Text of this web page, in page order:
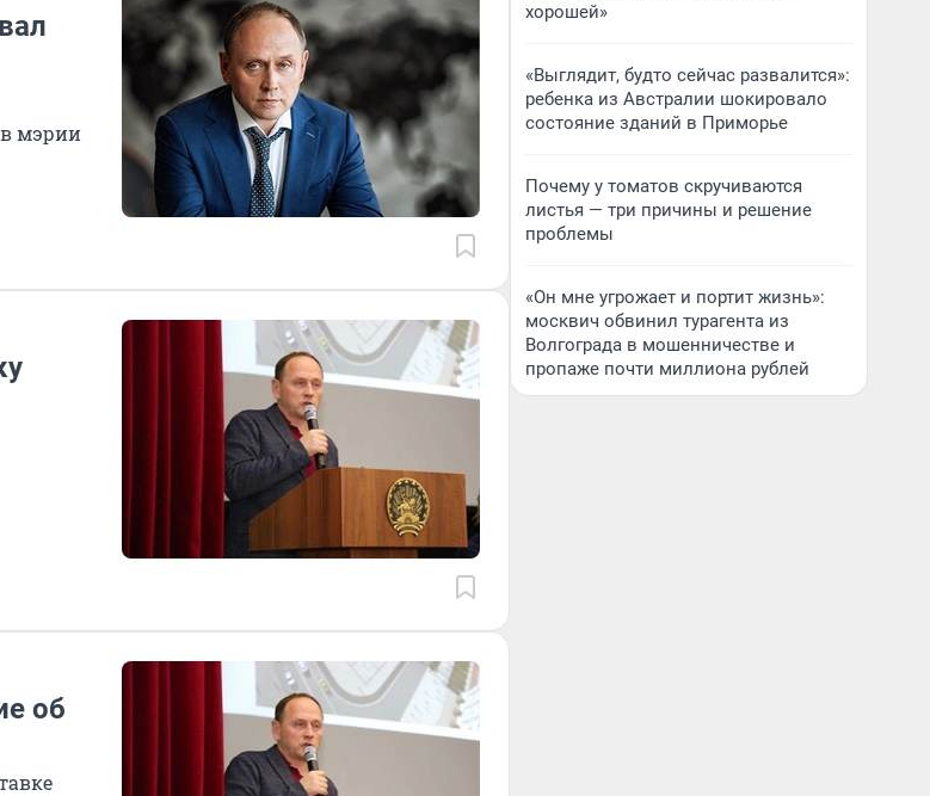
в мэрии
об
хорошей»
«Выглядит, будто сейчас развалится»:
ребенка из Австралии шокировало
состояние зданий в Приморье
Почему у томатов скручиваются
листья — три причины и решение
проблемы
«Он мне угрожает и портит жизнь»:
москвич обвинил турагента из
Волгограда в мошенничестве и
пропаже почти миллиона рублей